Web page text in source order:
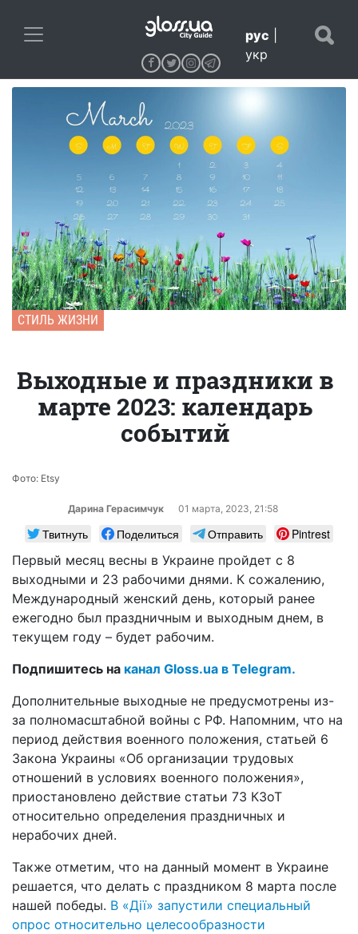
рус
укр
СТИЛЬ ЖИЗНИ
Выходные и праздники в
марте 2023: календарь
событий
Фото: Etsy
Дарина Герасимчук 01 марта, 2023, 21:58
Твитнуть Поделиться Отправить
Pintrest
Первый месяц весны в Украине пройдет с 8
выходными и 23 рабочими днями. К сожалению,
Международный женский день, который ранее
ежегодно был праздничным и выходным днем, в
текущем году – будет рабочим.
Подпишитесь на канал Gloss.ua в Telegram.
Дополнительные выходные не предусмотрены из-
за полномасштабной войны с РФ. Напомним, что на
период действия военного положения, статьей 6
Закона Украины «Об организации трудовых
отношений в условиях военного положения»,
приостановлено действие статьи 73 КЗоТ
относительно определения праздничных и
нерабочих дней.
Также отметим, что на данный момент в Украине
решается, что делать с праздником 8 марта после
нашей победы. В «Дії» запустили специальный
опрос относительно целесообразности